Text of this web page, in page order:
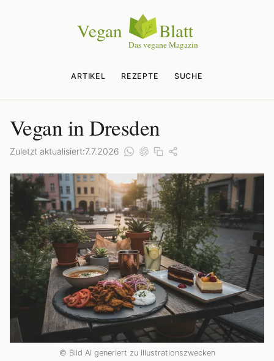
ARTIKEL REZEPTE SUCHE
Vegan in Dresden
Zuletzt aktualisiert:7.7.2026
© Bild AI generiert zu Illustrationszwecken